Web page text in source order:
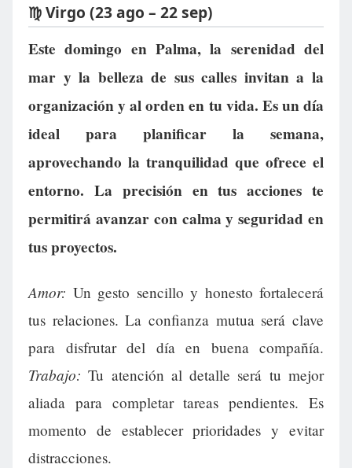
♍ Virgo (23 ago – 22 sep)
Este domingo en Palma, la serenidad del
mar y la belleza de sus calles invitan a la
organización y al orden en tu vida. Es un día
ideal para planificar la semana,
aprovechando la tranquilidad que ofrece el
entorno. La precisión en tus acciones te
permitirá avanzar con calma y seguridad en
tus proyectos.
Amor: Un gesto sencillo y honesto fortalecerá
tus relaciones. La confianza mutua será clave
para disfrutar del día en buena compañía.
Trabajo: Tu atención al detalle será tu mejor
aliada para completar tareas pendientes. Es
momento de establecer prioridades y evitar
distracciones.